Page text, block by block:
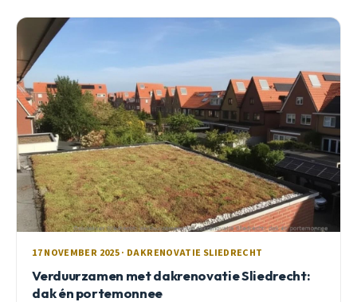
17 NOVEMBER 2025 · DAKRENOVATIE SLIEDRECHT
Verduurzamen met dakrenovatie Sliedrecht:
dak én portemonnee